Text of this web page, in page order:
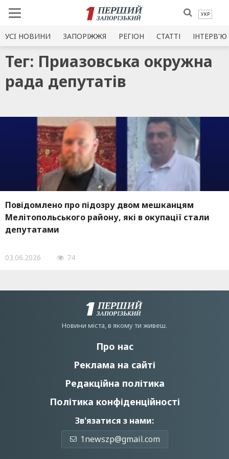
УКР
УСI НОВИНИ ЗАПОРІЖЖЯ РЕГІОН СТАТТІ ІНТЕРВ'Ю
Тег: Приазовська окружна
рада депутатів
Повідомлено про підозру двом мешканцям
Мелітопольського району, які в окупації стали
депутатами
03.06.2026 74
Новини мiста, в якому ти живеш.
Про нас
Реклама на сайті
Редакційна політика
Політика конфіденційності
Зв'язатися з нами:
1newszp@gmail.com